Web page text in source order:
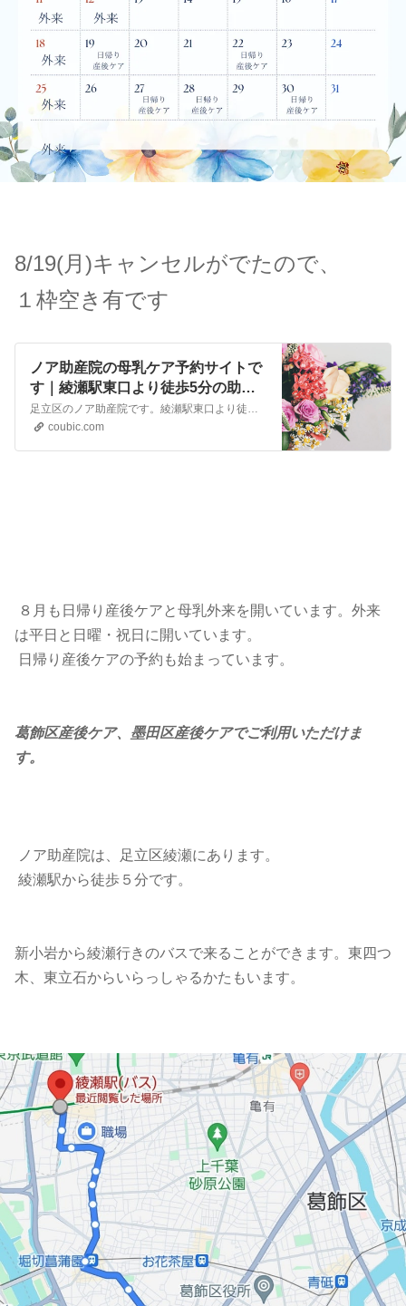
8/19(月)キャンセルがでたので、
１枠空き有です
ノア助産院の母乳ケア予約サイトで
す｜綾瀬駅東口より徒歩5分の助産
院です。乳房マッサージだけでな
く、母乳の飲ませ方も行っていま
す。葛飾区産後ケア・墨田区産後ケ
足立区のノア助産院です。綾瀬駅東口より徒歩5分のところにあります。乳房トラブルのマッサージや、母乳の飲ませ方を行っています。 葛飾区産後ケア・墨田区産後ケアがお受けいただけます。 日帰り産後ケアでは、ママのオイルマッサージや手形足形アートなども行っております。 母乳の飲ませ方では、舌の矯正があるため生後3か月までのお子さまが対象となります。 日曜祝日もケア…
coubic.com
８月も日帰り産後ケアと母乳外来を開いています。外来
は平日と日曜・祝日に開いています。
日帰り産後ケアの予約も始まっています。
葛飾区産後ケア、墨田区産後ケアでご利用いただけま
す。
ノア助産院は、足立区綾瀬にあります。
綾瀬駅から徒歩５分です。
新小岩から綾瀬行きのバスで来ることができます。東四つ
木、東立石からいらっしゃるかたもいます。